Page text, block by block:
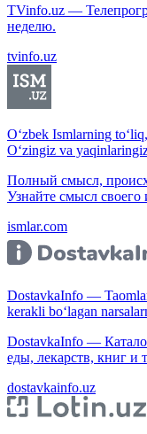
TVinfo.uz —
неделю.
tvinfo.uz
O‘zbek Ismlarning
O‘zingiz va
Полный смысл,
Узнайте смысл
ismlar.com
DostavkaInfo —
kerakli bo‘lagan
DostavkaInfo —
еды, лекарств, книг и
dostavkainfo.uz